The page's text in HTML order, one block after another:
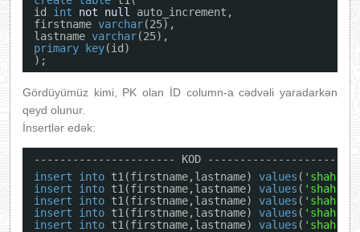
id int not null
auto_increment,
firstname varchar(25),
lastname varchar(25),
primary
key(id)
);
Gördüyümüz kimi, PK olan İD column-a cədvəli yaradarkən
qeyd olunur.
İnsertlər edək:
---------------------- KOD ----------------------
insert
into t1(firstname,lastname) values (
insert
into t1(firstname,lastname) values (
insert
into t1(firstname,lastname) values (
insert
into t1(firstname,lastname) values (
insert
into t1(firstname,lastname) values (